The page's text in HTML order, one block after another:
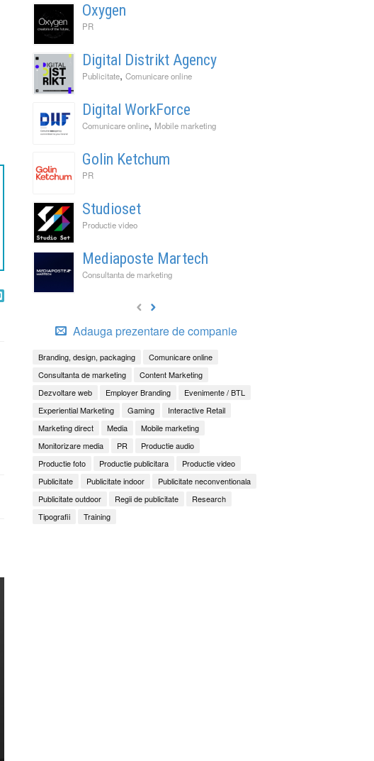
Oxygen
PR
Digital Distrikt Agency
Publicitate, Comunicare online
Digital WorkForce
Comunicare online, Mobile marketing
Golin Ketchum
PR
Studioset
Productie video
Mediaposte Martech
Consultanta de marketing
Adauga prezentare de companie
Branding, design, packaging
Comunicare online
Consultanta de marketing
Content Marketing
Dezvoltare web
Employer Branding
Evenimente / BTL
Experiential Marketing
Gaming
Interactive Retail
Marketing direct
Media
Mobile marketing
Monitorizare media
PR
Productie audio
Productie foto
Productie publicitara
Productie video
Publicitate
Publicitate indoor
Publicitate neconventionala
Publicitate outdoor
Regii de publicitate
Research
Tipografii
Training